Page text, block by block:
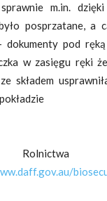
m.in.
posprzatane, a
dokumenty pod
w zasięgu ręki
składem